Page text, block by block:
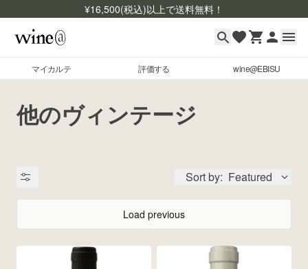
¥16,500(税込)以上で送料無料！
マイカルテ 評価する wine@EBISU
マイカルテ
評価する
商品検索
よくあるご質問
他のヴィンテージ
Sort by: Featured
Load previous